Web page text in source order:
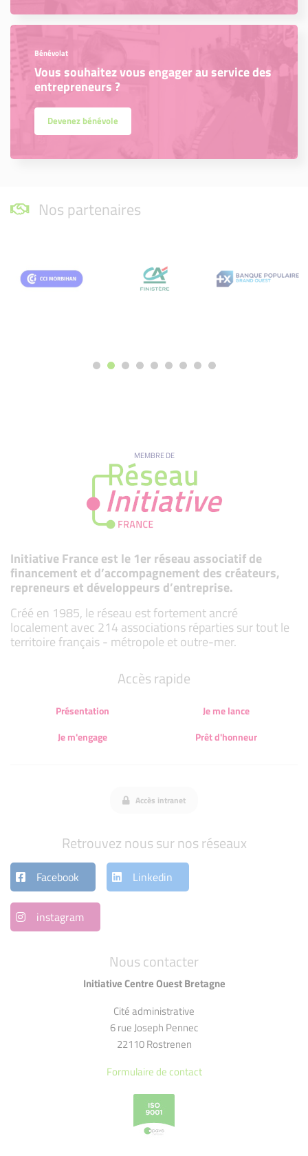
Bénévolat
Vous souhaitez vous engager au service des
entrepreneurs ?
Devenez bénévole
Nos partenaires
MEMBRE DE
Initiative France est le 1er réseau associatif de
financement et d’accompagnement des créateurs,
repreneurs et développeurs d’entreprise.
Créé en 1985, le réseau est fortement ancré
localement avec 214 associations réparties sur tout le
territoire français - métropole et outre-mer.
Nous contacter
Initiative Centre Ouest Bretagne
Cité administrative
6 rue Joseph Pennec
22110 Rostrenen
Formulaire de contact
Accès rapide
Présentation
Je me lance
Je m'engage
Prêt d'honneur
Accès intranet
Retrouvez nous sur nos réseaux
Facebook Linkedin
instagram